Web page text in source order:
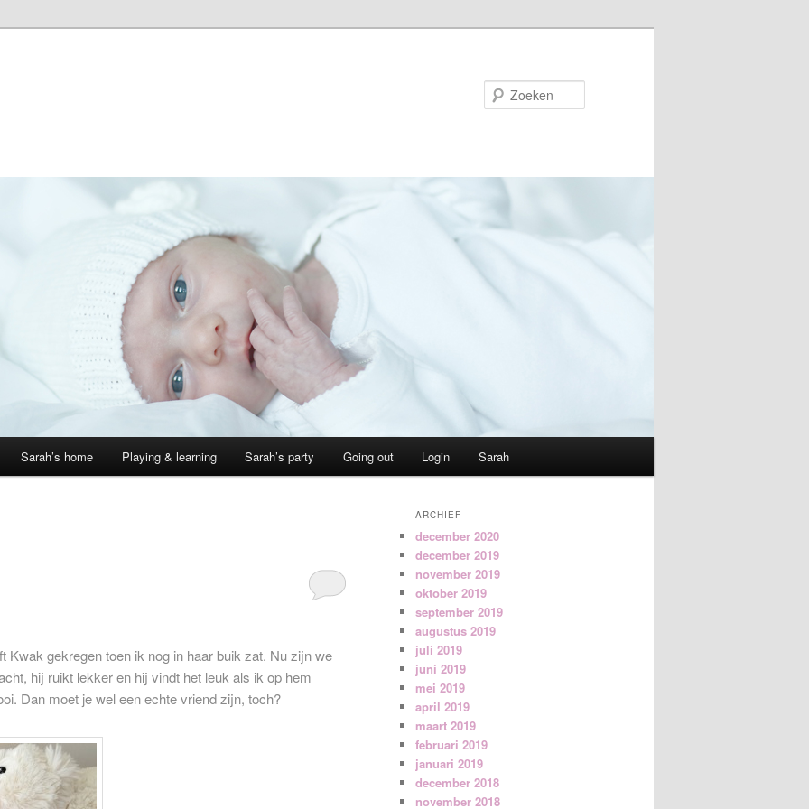
Sarah’s home Playing & learning Sarah’s party Going out Login Sarah
Kwak gekregen toen ik nog in haar buik zat. Nu zijn we
hij ruikt lekker en hij vindt het leuk als ik op hem
Dan moet je wel een echte vriend zijn, toch?
ARCHIEF
december 2020
december 2019
november 2019
oktober 2019
september 2019
augustus 2019
juli 2019
juni 2019
mei 2019
april 2019
maart 2019
februari 2019
januari 2019
december 2018
november 2018